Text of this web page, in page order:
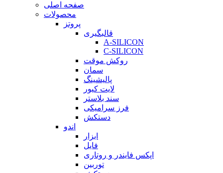
صفحه اصلی
محصولات
پروتز
قالبگیری
A-SILICON
C-SILICON
روکش موقت
سمان
پالیشینگ
لایت کیور
سند بلاستر
فرز سرامیکی
دستکش
اندو
ابزار
فایل
اپکس فایندر و روتاری
توربین